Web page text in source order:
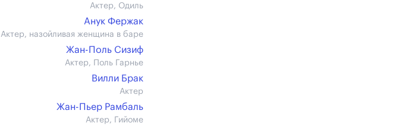
Актер, Одиль
Анук Фержак
Актер, назойливая женщина в баре
Жан-Поль Сизиф
Актер, Поль Гарнье
Вилли Брак
Актер
Жан-Пьер Рамбаль
Актер, Гийоме